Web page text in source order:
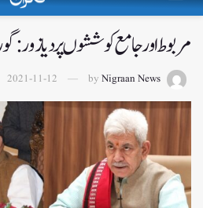
مربوط اور جامع کوششوں پر دیا
by Nigraan News
2021-11-12